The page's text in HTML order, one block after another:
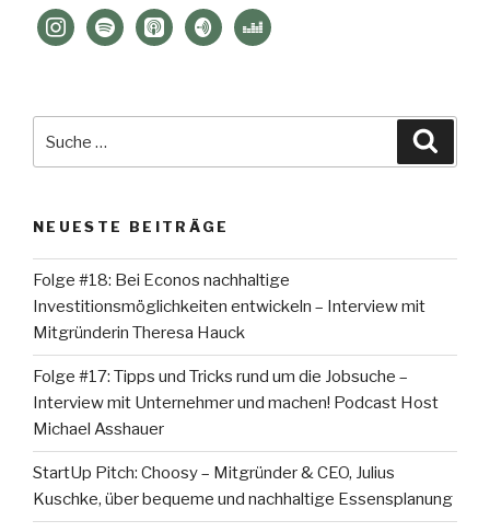
instagramspotifyapple-
podcasts
anchor deezer
nach:
NEUESTE BEITRÄGE
Folge #18: Bei Econos nachhaltige
Investitionsmöglichkeiten entwickeln – Interview mit
Mitgründerin Theresa Hauck
Folge #17: Tipps und Tricks rund um die Jobsuche –
Interview mit Unternehmer und machen! Podcast Host
Michael Asshauer
StartUp Pitch: Choosy – Mitgründer & CEO, Julius
Kuschke, über bequeme und nachhaltige Essensplanung